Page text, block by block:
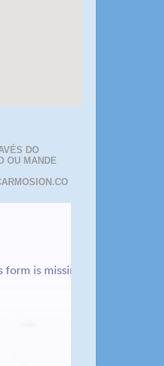
DO
OU MANDE